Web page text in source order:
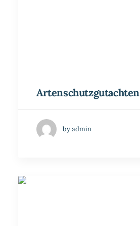
Artenschutzgutachten
by admin